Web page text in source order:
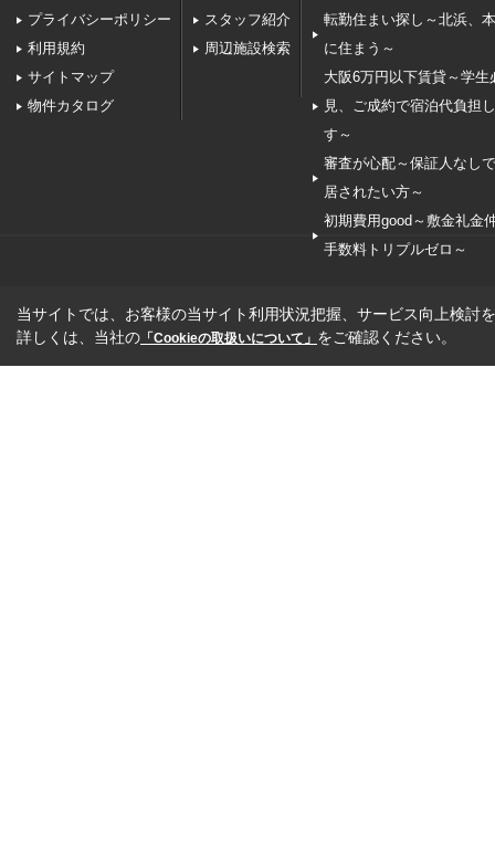
プライバシーポリシー
利用規約
サイトマップ
物件カタログ
スタッフ紹介
周辺施設検索
転勤住まい探し～北浜、
に住まう～
大阪6万円以下賃貸～学生
見、ご成約で宿泊代負担
す～
審査が心配～保証人なし
居されたい方～
初期費用good～敷金礼金
手数料トリプルゼロ～
当サイトでは、お客様の当サイト利用状況把握、サービス向上検討
詳しくは、当社の 「Cookieの取扱いについて」 をご確認ください。